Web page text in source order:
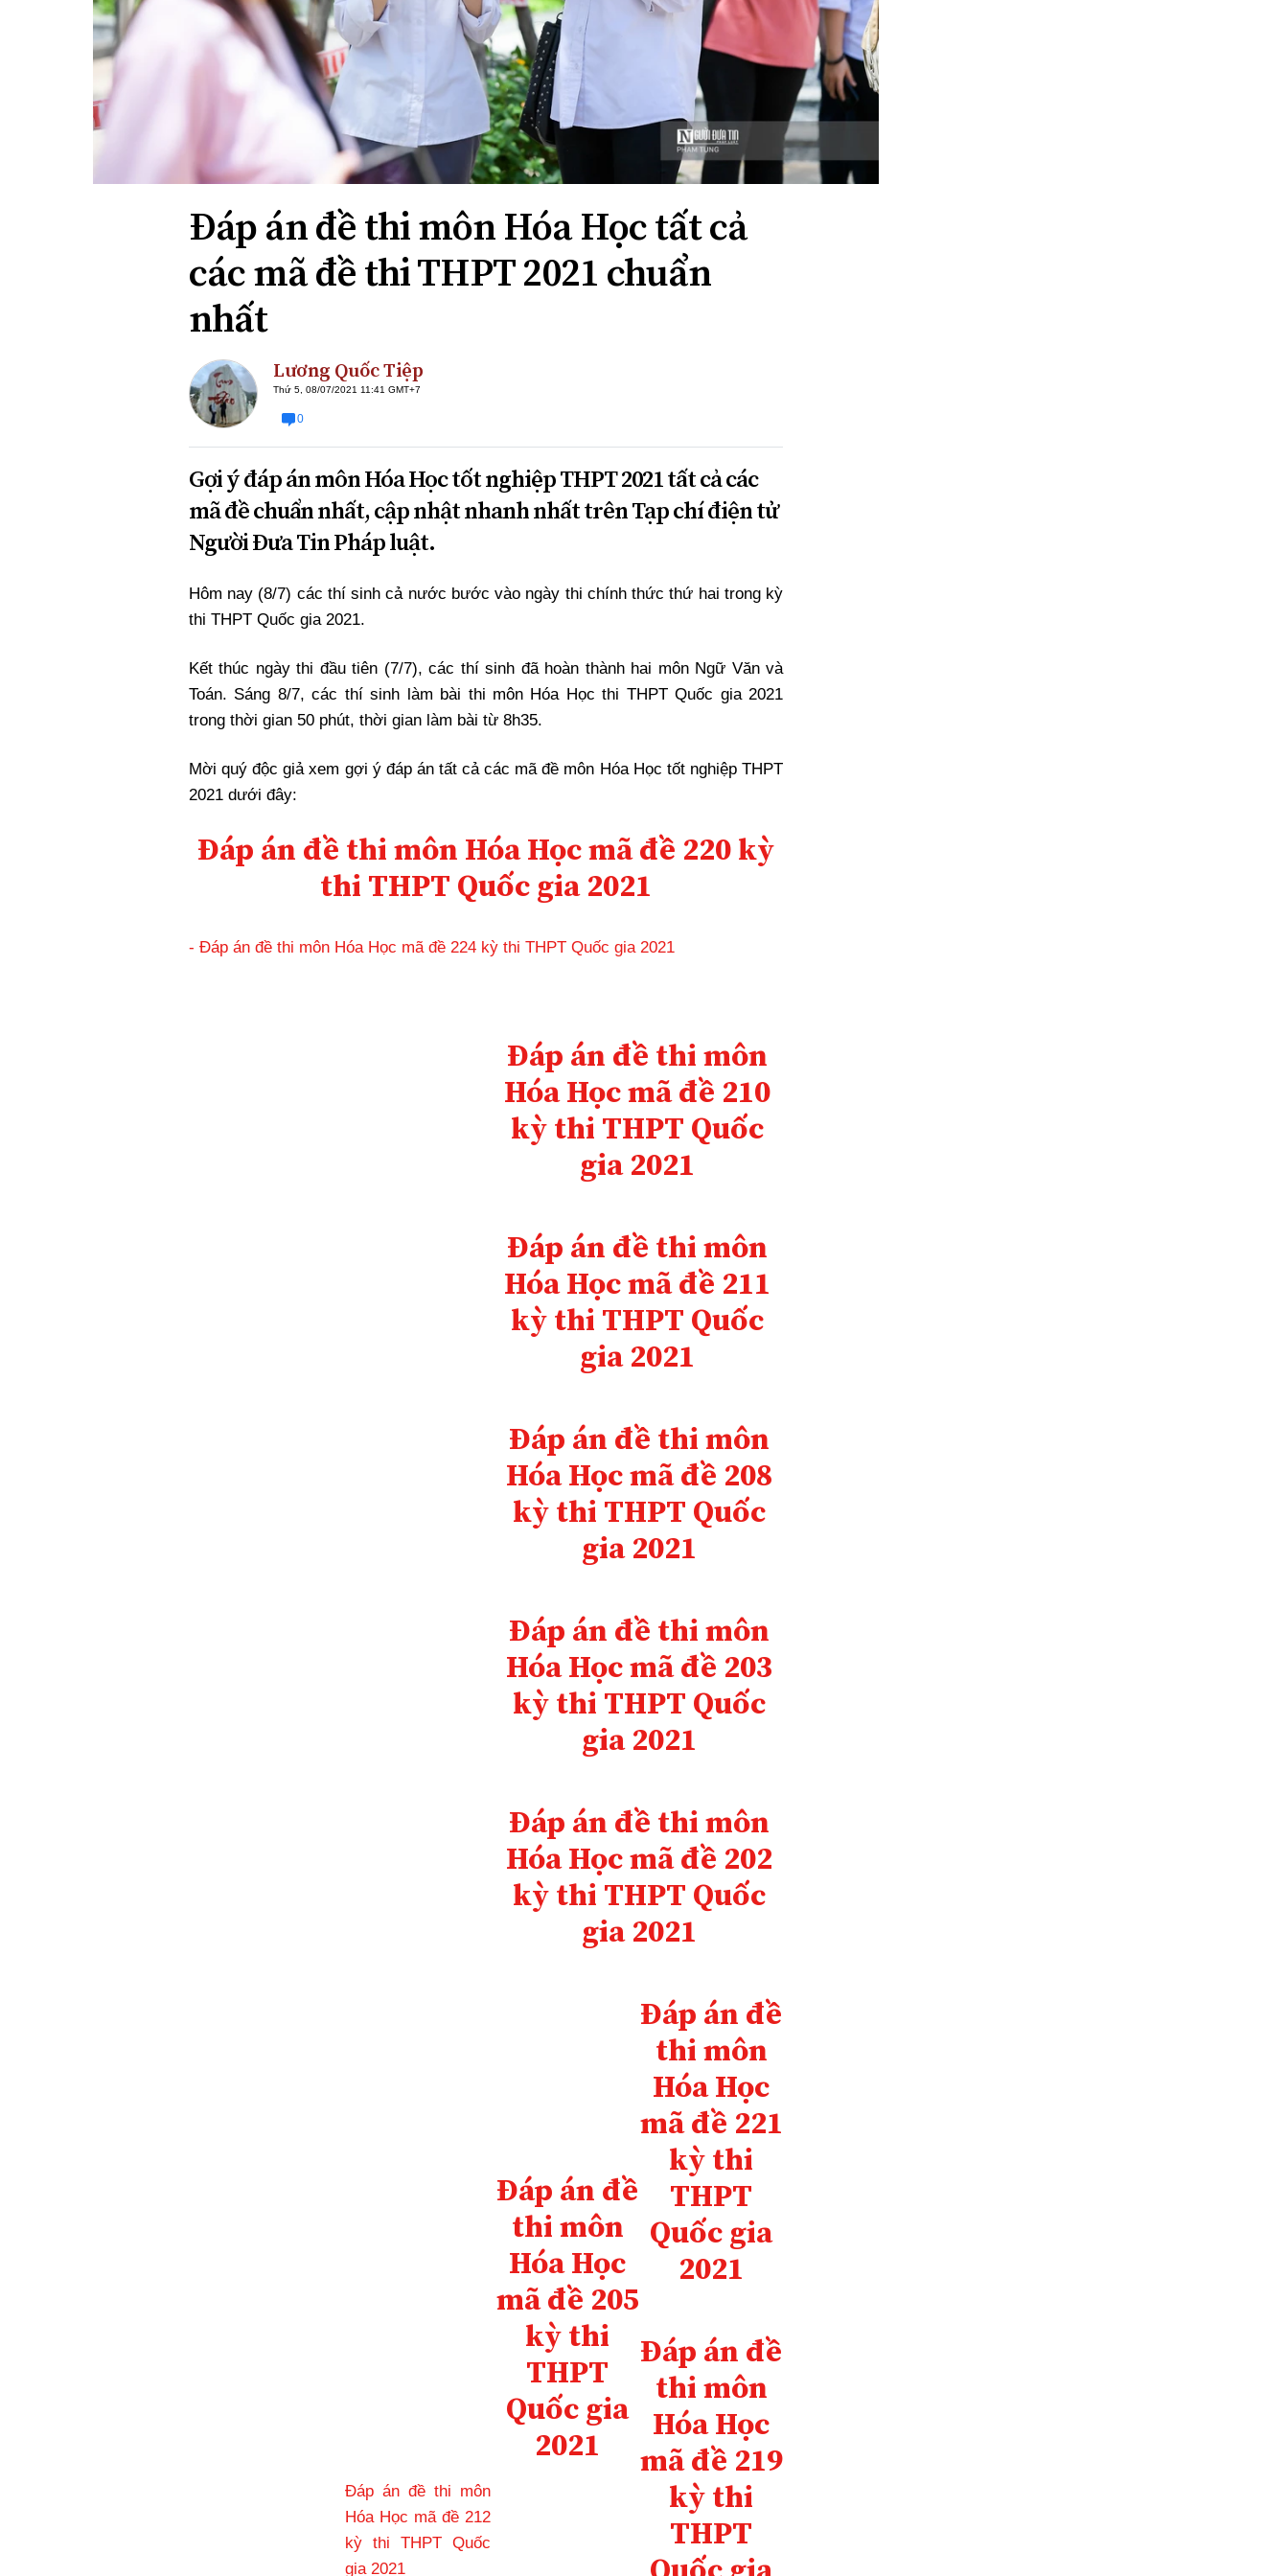
Xi nhan Trái Phải
Bạn đọc viết
Đáp án đề thi môn Hóa Học tất cả
các mã đề thi THPT 2021 chuẩn
nhất
Lương Quốc Tiệp
Thứ 5, 08/07/2021 11:41 GMT+7
0
Gợi ý đáp án môn Hóa Học tốt nghiệp THPT 2021 tất cả các
mã đề chuẩn nhất, cập nhật nhanh nhất trên Tạp chí điện tử
Người Đưa Tin Pháp luật.
Hôm nay (8/7) các thí sinh cả nước bước vào ngày thi chính thức thứ hai trong kỳ
thi THPT Quốc gia 2021.
Kết thúc ngày thi đầu tiên (7/7), các thí sinh đã hoàn thành hai môn Ngữ Văn và
Toán. Sáng 8/7, các thí sinh làm bài thi môn Hóa Học thi THPT Quốc gia 2021
trong thời gian 50 phút, thời gian làm bài từ 8h35.
Mời quý độc giả xem gợi ý đáp án tất cả các mã đề môn Hóa Học tốt nghiệp THPT
2021 dưới đây:
Đáp án đề thi môn Hóa Học mã đề 220 kỳ
thi THPT Quốc gia 2021
- Đáp án đề thi môn Hóa Học mã đề 224 kỳ thi THPT Quốc gia 2021
Đáp án đề thi môn
Hóa Học mã đề 212
kỳ thi THPT Quốc
gia 2021
Đáp án đề thi môn
Hóa Học mã đề 210
kỳ thi THPT Quốc
gia 2021
Đáp án đề thi môn
Hóa Học mã đề 211
kỳ thi THPT Quốc
gia 2021
Đáp án đề thi môn
Hóa Học mã đề 208
kỳ thi THPT Quốc
gia 2021
Đáp án đề thi môn
Hóa Học mã đề 203
kỳ thi THPT Quốc
gia 2021
Đáp án đề thi môn
Hóa Học mã đề 202
kỳ thi THPT Quốc
gia 2021
Đáp án đề
thi môn
Hóa Học
mã đề 205
kỳ thi
THPT
Quốc gia
2021
Đáp án đề
thi môn
Hóa Học
mã đề 221
kỳ thi
THPT
Quốc gia
2021
Đáp án đề
thi môn
Hóa Học
mã đề 219
kỳ thi
THPT